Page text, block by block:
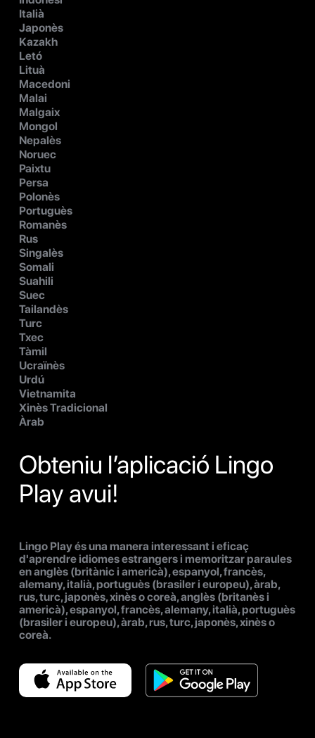
Italià
Japonès
Kazakh
Letó
Lituà
Macedoni
Malai
Malgaix
Mongol
Nepalès
Noruec
Paixtu
Persa
Polonès
Portuguès
Romanès
Rus
Singalès
Somali
Suahili
Suec
Tailandès
Turc
Txec
Tàmil
Ucraïnès
Urdú
Vietnamita
Xinès Tradicional
Àrab
Obteniu l’aplicació Lingo
Play avui!
Lingo Play és una manera interessant i eficaç
d'aprendre idiomes estrangers i memoritzar paraules
en anglès (britànic i americà), espanyol, francès,
alemany, italià, portuguès (brasiler i europeu), àrab,
rus, turc, japonès, xinès o coreà, anglès (britanès i
americà), espanyol, francès, alemany, italià, portuguès
(brasiler i europeu), àrab, rus, turc, japonès, xinès o
coreà.